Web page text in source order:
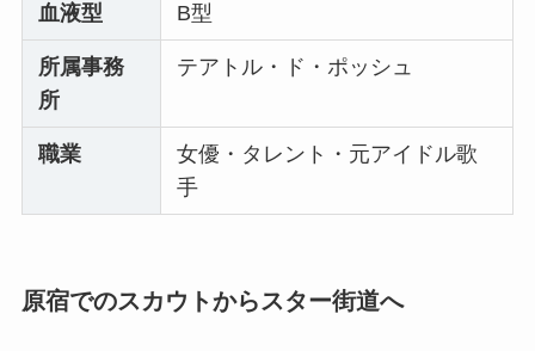
血液型 B型
所属事務
所
テアトル・ド・ポッシュ
職業
女優・タレント・元アイドル歌
手
原宿でのスカウトからスター街道へ